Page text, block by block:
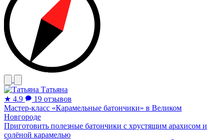
Татьяна
★ 4.9
19 отзывов
Мастер-класс «Карамельные батончики» в Великом
Новгороде
Приготовить полезные батончики с хрустящим арахисом и
солёной карамелью